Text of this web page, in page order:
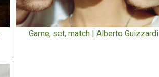
Game, set, match | Alberto Guizzardi